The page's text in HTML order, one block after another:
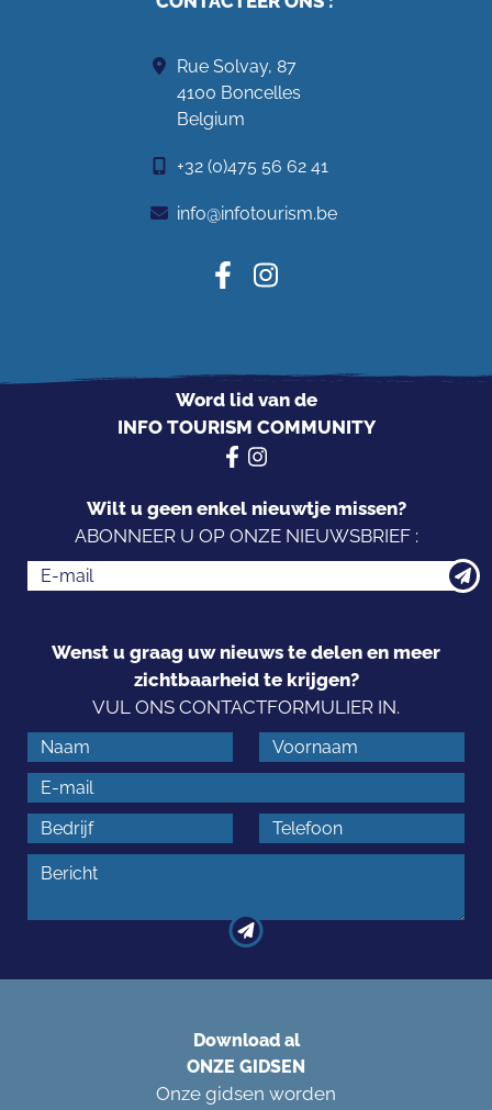
Rue Solvay, 87
4100 Boncelles
Belgium
+32 (0)475 56 62 41
info@infotourism.be
Word lid van de
INFO TOURISM COMMUNITY
Wilt u geen enkel nieuwtje missen?
ABONNEER U OP ONZE NIEUWSBRIEF :
Wenst u graag uw nieuws te delen en meer
zichtbaarheid te krijgen?
VUL ONS CONTACTFORMULIER IN.
Download al
ONZE GIDSEN
Onze gidsen worden